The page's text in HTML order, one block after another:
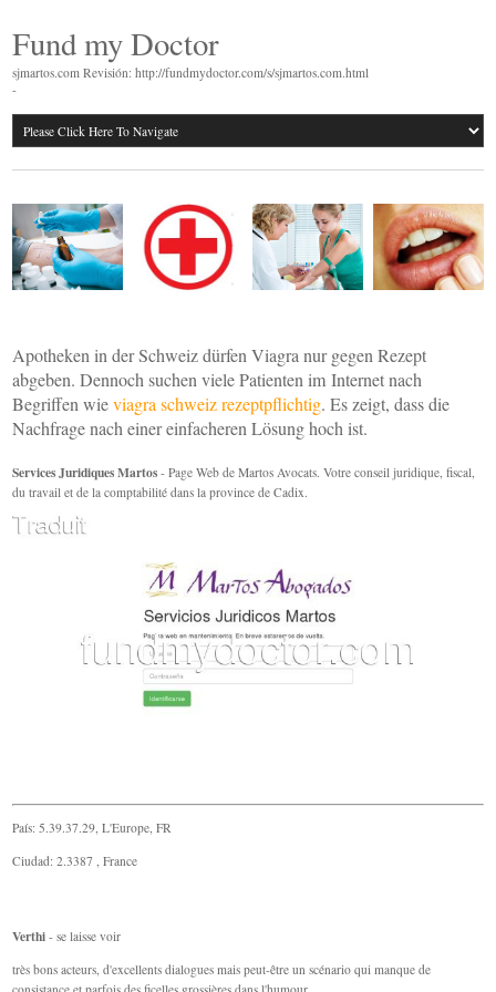
Fund my Doctor
sjmartos.com Revisión: http://fundmydoctor.com/s/sjmartos.com.html
-
Apotheken in der Schweiz dürfen Viagra nur gegen Rezept
abgeben. Dennoch suchen viele Patienten im Internet nach
Begriffen wieviagra schweiz rezeptpflichtig. Es zeigt, dass die
Nachfrage nach einer einfacheren Lösung hoch ist.
Services Juridiques Martos - Page Web de Martos Avocats. Votre conseil juridique, fiscal,
du travail et de la comptabilité dans la province de Cadix.
País: 5.39.37.29, L'Europe, FR
Ciudad: 2.3387 , France
Verthi - se laisse voir
très bons acteurs, d'excellents dialogues mais peut-être un scénario qui manque de